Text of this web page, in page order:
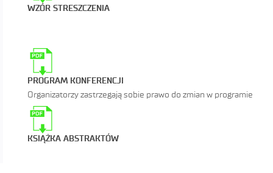
WZÓR STRESZCZENIA
PROGRAM KONFERENCJI
Organizatorzy zastrzegają sobie prawo do zmian w programie
KSIĄŻKA ABSTRAKTÓW